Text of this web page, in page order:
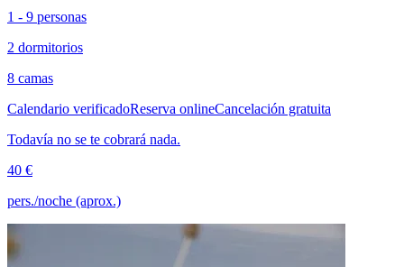
1 - 9 personas
2 dormitorios
8 camas
Calendario verificadoReserva onlineCancelación gratuita
Todavía no se te cobrará nada.
40 €
pers./noche (aprox.)